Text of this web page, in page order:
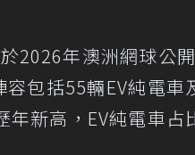
2026年澳洲網球公
包括55輛EV純電車
新高，EV純電車占